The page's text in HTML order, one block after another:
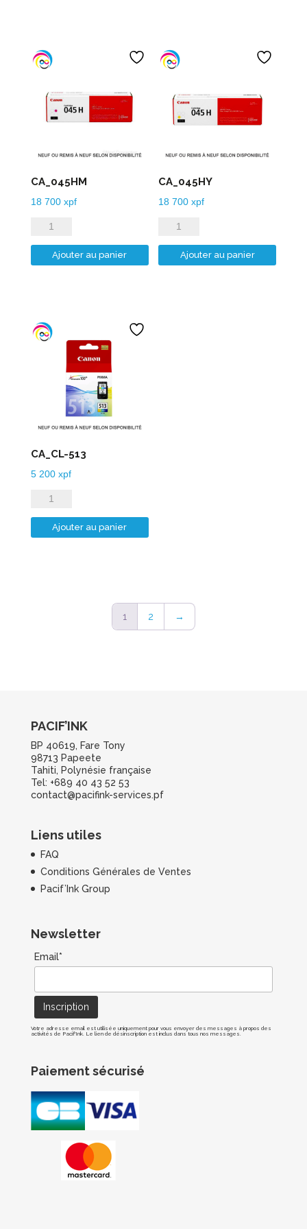
CA_045HM
18 700 xpf
quantité
de
CA_045HM
Ajouter au panier
CA_045HY
18 700xpf
quantité
de
CA_045HY
Ajouter au panier
CA_CL-513
5 200 xpf
quantité
de
CA_CL-
Ajouter au panier
1 2 →
PACIF’INK
BP 40619, Fare Tony
98713 Papeete
Tahiti, Polynésie française
Tel: +689 40 43 52 53
contact@pacifink-services.pf
Liens utiles
FAQ
Conditions Générales de Ventes
Pacif’Ink Group
Newsletter
Email*
Votre adresse email est utilisée uniquement pour vous envoyer des messages à propos des
activités de Pacif'Ink. Le lien de désinscription est inclus dans tous nos messages.
Paiement sécurisé